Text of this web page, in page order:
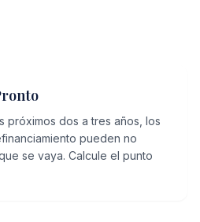
próximos dos a tres años, los
pueden no
se vaya. Calcule el punto